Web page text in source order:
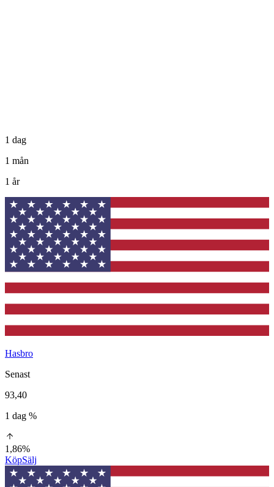
1 dag
1 mån
1 år
Hasbro
Senast
93,40
1 dag %
1,86%
KöpSälj